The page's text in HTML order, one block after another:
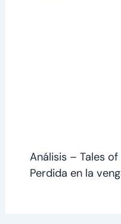
Análisis – Tales
Perdida en la